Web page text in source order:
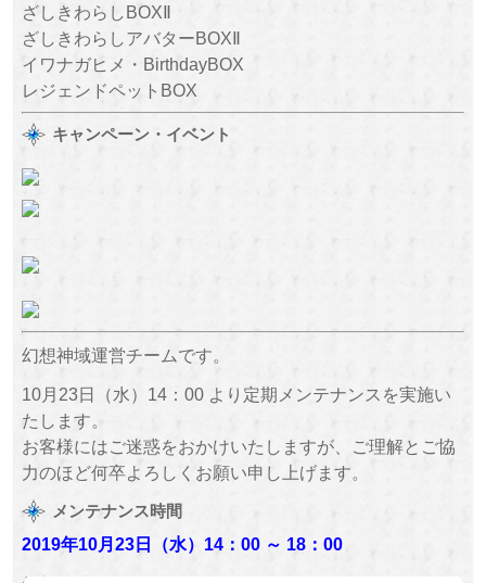
ざしきわらしBOXⅡ
ざしきわらしアバターBOXⅡ
イワナガヒメ・BirthdayBOX
レジェンドペットBOX
キャンペーン・イベント
幻想神域運営チームです。
10月23日（水）14：00 より定期メンテナンスを実施い
たします。
お客様にはご迷惑をおかけいたしますが、ご理解とご協
力のほど何卒よろしくお願い申し上げます。
メンテナンス時間
2019年10月23日（水） 14：00 ～ 18：00